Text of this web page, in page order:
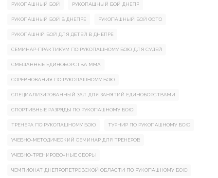
РУКОПАШНЫЙ БОЙ РУКОПАШНЫЙ БОЙ ДНЕПР
РУКОПАШНЫЙ БОЙ В ДНЕПРЕ РУКОПАШНЫЙ БОЙ ФОТО
РУКОПАШНІЙ БОЙ ДЛЯ ДЕТЕЙ В ДНЕПРЕ
СЕМИНАР-ПРАКТИКУМ ПО РУКОПАШНОМУ БОЮ ДЛЯ СУДЕЙ
СМЕШАННЫЕ ЕДИНОБОРСТВА ММА
СОРЕВНОВАНИЯ ПО РУКОПАШНОМУ БОЮ
СПЕЦИАЛИЗИРОВАННЫЙ ЗАЛ ДЛЯ ЗАНЯТИЙ ЕДИНОБОРСТВАМИ
СПОРТИВНЫЕ РАЗРЯДЫ ПО РУКОПАШНОМУ БОЮ
ТРЕНЕРА ПО РУКОПАШНОМУ БОЮ ТУРНИР ПО РУКОПАШНОМУ БОЮ
УЧЕБНО-МЕТОДИЧЕСКИЙ СЕМИНАР ДЛЯ ТРЕНЕРОВ
УЧЕБНО-ТРЕНИРОВОЧНЫЕ СБОРЫ
ЧЕМПИОНАТ ДНЕПРОПЕТРОВСКОЙ ОБЛАСТИ ПО РУКОПАШНОМУ БОЮ